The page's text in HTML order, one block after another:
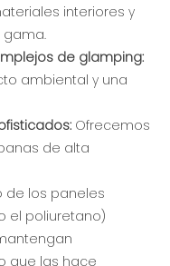
interiores y
gama.
de glamping:
ambiental y una
Ofrecemos
de alta
de los paneles
el poliuretano)
que las hace